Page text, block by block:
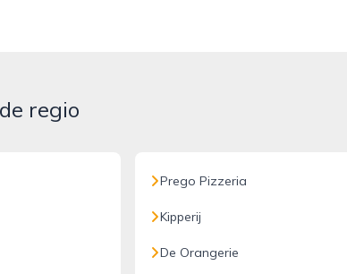
regio
Prego Pizzeria
Kipperij
De Orangerie